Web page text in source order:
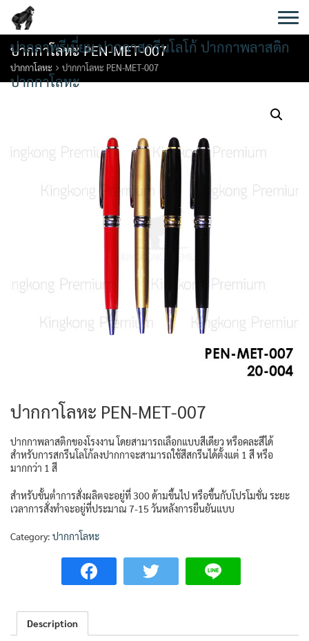
content
ปากกาพรีเมี่ยม ปากกาสกรีนโลโก้ ปากกาพลาสติก
ปากกาโลหะ
ปากกาโลหะ PEN-MET-007
ปากกาโลหะ ปากกาโลหะ PEN-MET-007
ปากกาโลหะ PEN-MET-007
ปากกาพลาสติกของโรงงาน โดยสามารถเลือกแบบสีเดียว หรือคละสีได้
สำหรับการสกรีนโลโก้ลงปากกาจะสามารถใช้สีสกรีนได้ตั้งแต่ 1 สี หรือ
มากกว่า 1 สี
สำหรับขั้นต่ำการสั่งผลิตจะอยู่ที่ 300 ด้ามขึ้นไป หรือขึ้นกับโปรโมชั่น ระยะ
เวลาการสั่งทำจะอยู่ที่ประมาณ 7-15 วันหลังการยืนยันแบบ
Category: ปากกาโลหะ
Description